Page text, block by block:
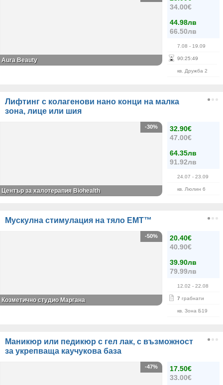
34.00€
44.98лв
66.50лв
7.08 - 19.09
90:25:48
кв. Дружба 2
Aura Beauty
Лифтинг с колагенови нано конци на малка
зона, лице или шия
32.90€
47.00€
64.35лв
91.92лв
24.07 - 23.09
кв. Люлин 6
-30%
Център за халотерапия Biohealth
Mускулна стимулация на тяло EMT™
20.40€
40.90€
39.90лв
79.99лв
12.02 - 22.08
7 грабнати
кв. Зона Б19
-50%
Козметично студио Маргана
Маникюр или педикюр с гел лак, с възможност
за укрепваща каучукова база
17.50€
33.00€
-47%